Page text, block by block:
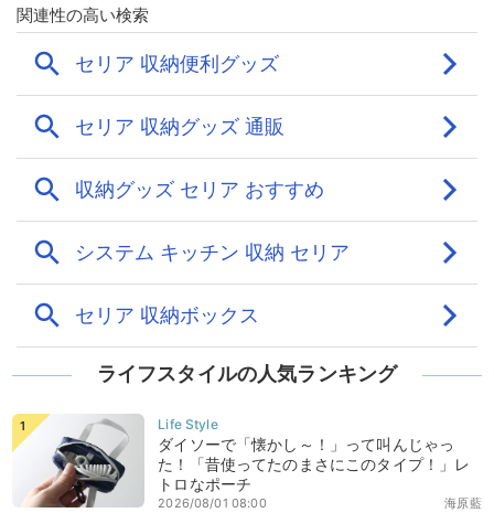
ライフスタイルの人気ランキング
ダイソーで「懐かし～！」って叫んじゃっ
た！「昔使ってたのまさにこのタイプ！」レ
トロなポーチ
海原藍
2026/08/01 08:00